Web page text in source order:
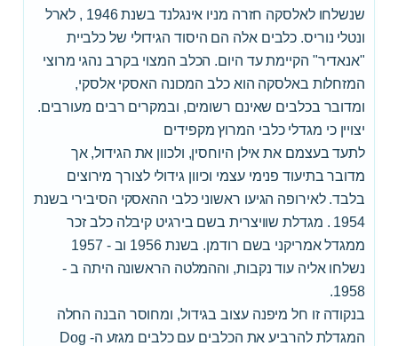
שנשלחו לאלסקה חזרה מניו אינגלנד בשנת 1946 , לארל
ונטלי נוריס. כלבים אלה הם היסוד הגידולי של כלביית
"אנאדיר" הקיימת עד היום. הכלב המצוי בקרב נהגי מרוצי
המזחלות באלסקה הוא כלב המכונה האסקי אלסקי,
ומדובר בכלבים שאינם רשומים, ובמקרים רבים מעורבים.
יצויין כי מגדלי כלבי המרוץ מקפידים
לתעד בעצמם את אילן היוחסין, ולכוון את הגידול, אך
מדובר בתיעוד פנימי עצמי וכיוון גידולי לצורך מירוצים
בלבד. לאירופה הגיעו ראשוני כלבי ההאסקי הסיבירי בשנת
1954 . מגדלת שוויצרית בשם בירגיט קיבלה כלב זכר
ממגדל אמריקני בשם רודמן. בשנת 1956 וב - 1957
נשלחו אליה עוד נקבות, וההמלטה הראשונה היתה ב -
1958.
בנקודה זו חל מיפנה עצוב בגידול, ומחוסר הבנה החלה
המגדלת להרביע את הכלבים עם כלבים מגזע ה- Dog